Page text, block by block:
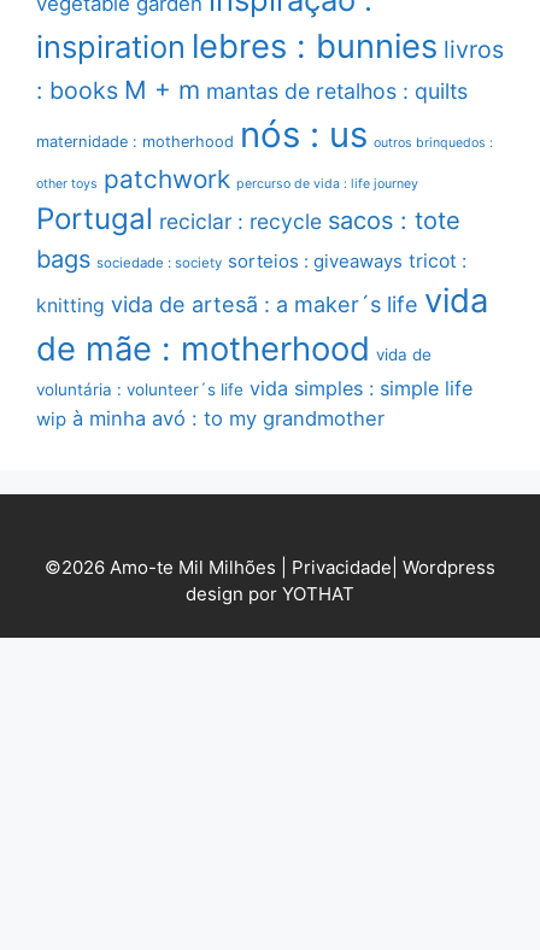
inspiration lebres : bunnies livros
: books M + m mantas de retalhos : quilts
maternidade : motherhood nós : us outros brinquedos :
other toys patchwork percurso de vida : life journey
Portugal reciclar : recycle sacos : tote
bags sociedade : society sorteios : giveaways tricot :
knitting vida de artesã : a maker´s life vida
de mãe : motherhood vida de
voluntária : volunteer´s life vida simples : simple life
wip à minha avó : to my grandmother
©2026 Amo-te Mil Milhões | Privacidade Wordpress
design por YOTHAT